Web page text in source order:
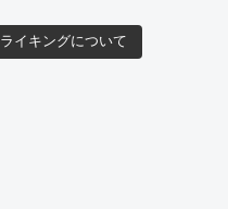
ライキングについて